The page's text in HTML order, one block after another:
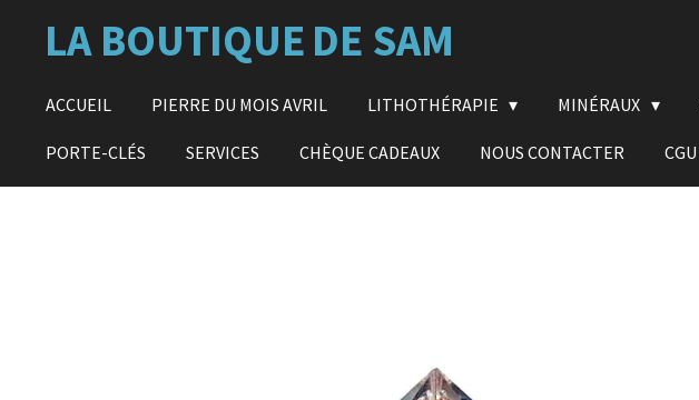
Passer
principal
LA BOUTIQUE DE SAM
ACCUEIL PIERRE DU MOIS AVRIL LITHOTHÉRAPIE MINÉRAUX
PORTE-CLÉS SERVICES CHÈQUE CADEAUX NOUS CONTACTER CGU